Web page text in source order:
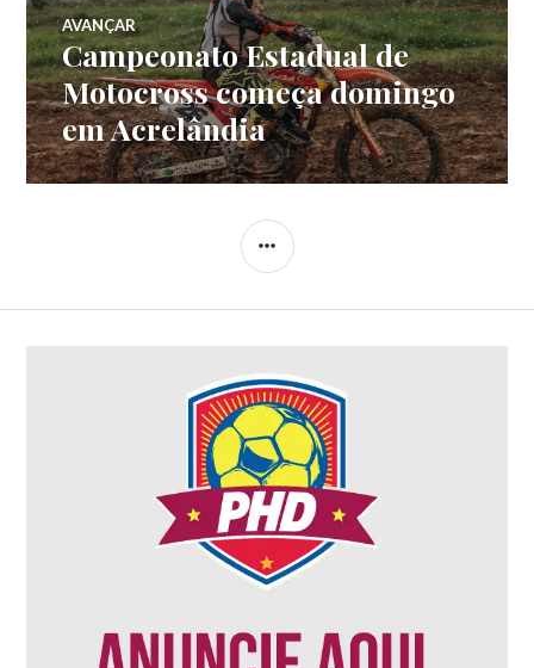
AVANÇAR
Campeonato Estadual de
Motocross começa domingo
em Acrelândia